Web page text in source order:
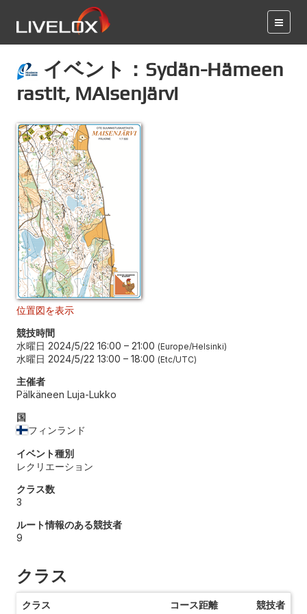
イベント：Sydän-Hämeen
rastit, MAisenjärvi
位置図を表示
競技時間
水曜日 2024/5/22 16:00 – 21:00 Europe/Helsinki
水曜日 2024/5/22 13:00 – 18:00 Etc/UTC
主催者
Pälkäneen Luja-Lukko
国
フィンランド
イベント種別
レクリエーション
クラス数
3
ルート情報のある競技者
9
クラス
クラス コース距離 競技者